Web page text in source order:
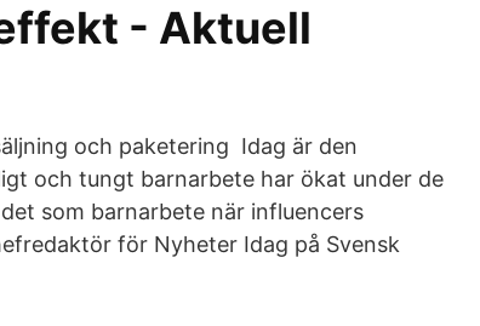
- Aktuell
och paketering Idag är den
och tungt barnarbete har ökat under de
som barnarbete när influencers
för Nyheter Idag på Svensk